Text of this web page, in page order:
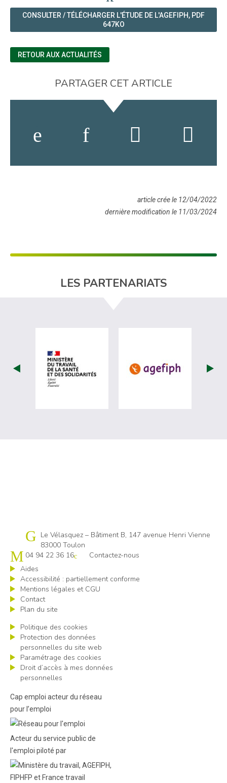
CONSULTER / TÉLÉCHARGER L'ÉTUDE DE L'AGEFIPH, PDF
647KO
RETOUR AUX ACTUALITÉS
PARTAGER CET ARTICLE
article crée le 12/04/2022
dernière modification le 11/03/2024
LES PARTENARIATS
visiter les site de Ministère du travail
visiter les
Cap emploi 83
Le Vélasquez – Bâtiment B, 147 avenue Henri Vienne
83000 Toulon
04 94 22 36 16
Contactez-nous
Aides
Accessibilité : partiellement conforme
Mentions légales et CGU
Contact
Plan du site
Politique des cookies
Protection des données
personnelles du site web
Paramétrage des cookies
Droit d’accès à mes données
personnelles
Cap emploi acteur du réseau
pour l’emploi
Acteur du service public de
l'emploi piloté par